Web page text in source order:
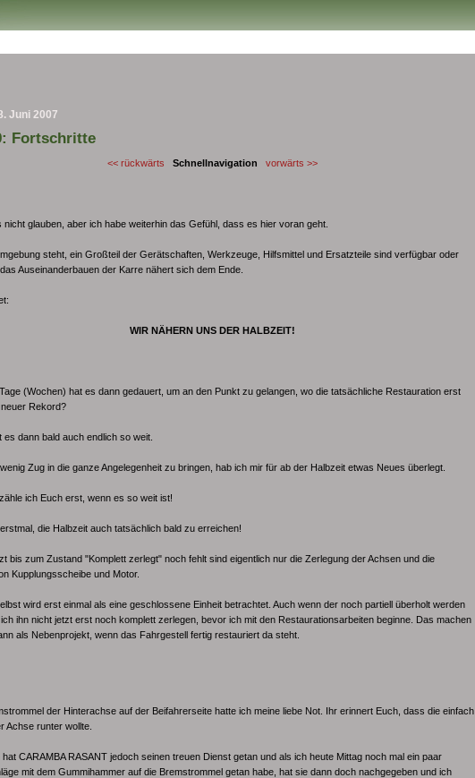
Juni 2007
Fortschritte
<< rückwärts Schnellnavigation vorwärts >>
nicht glauben, aber ich habe weiterhin das Gefühl, dass es hier voran geht.
steht, ein Großteil der Gerätschaften, Werkzeuge, Hilfsmittel und Ersatzteile sind verfügbar oder
Auseinanderbauen der Karre nähert sich dem Ende.
WIR NÄHERN UNS DER HALBZEIT!
(Wochen) hat es dann gedauert, um an den Punkt zu gelangen, wo die tatsächliche Restauration erst
Rekord?
es dann bald auch endlich so weit.
Zug in die ganze Angelegenheit zu bringen, hab ich mir für ab der Halbzeit etwas Neues überlegt.
ich Euch erst, wenn es so weit ist!
die Halbzeit auch tatsächlich bald zu erreichen!
bis zum Zustand "Komplett zerlegt" noch fehlt sind eigentlich nur die Zerlegung der Achsen und die
Kupplungsscheibe und Motor.
wird erst einmal als eine geschlossene Einheit betrachtet. Auch wenn der noch partiell überholt werden
ihn nicht jetzt erst noch komplett zerlegen, bevor ich mit den Restaurationsarbeiten beginne. Das machen
als Nebenprojekt, wenn das Fahrgestell fertig restauriert da steht.
der Hinterachse auf der Beifahrerseite hatte ich meine liebe Not. Ihr erinnert Euch, dass die einfach
Achse runter wollte.
hat CARAMBA RASANT jedoch seinen treuen Dienst getan und als ich heute Mittag noch mal ein paar
mit dem Gummihammer auf die Bremstrommel getan habe, hat sie dann doch nachgegeben und ich